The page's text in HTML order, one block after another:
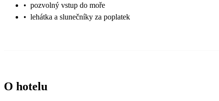
• pozvolný vstup do moře
• lehátka a slunečníky za poplatek
O hotelu